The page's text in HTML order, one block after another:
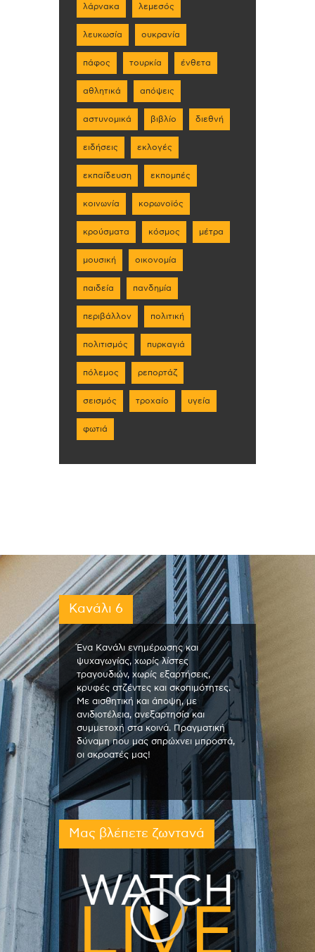
λάρνακα λεμεσός
λευκωσία ουκρανία
πάφος τουρκία ένθετα
αθλητικά απόψεις
αστυνομικά βιβλίο διεθνή
ειδήσεις εκλογές
εκπαίδευση εκπομπές
κοινωνία κορωνοϊός
κρούσματα κόσμος μέτρα
μουσική οικονομία
παιδεία πανδημία
περιβάλλον πολιτική
πολιτισμός πυρκαγιά
πόλεμος ρεπορτάζ
σεισμός τροχαίο υγεία
φωτιά
Κανάλι 6
Ένα Κανάλι ενημέρωσης και
ψυχαγωγίας, χωρίς λίστες
τραγουδιών, χωρίς εξαρτήσεις,
κρυφές ατζέντες και σκοπιμότητες.
Με αισθητική και άποψη, με
ανιδιοτέλεια, ανεξαρτησία και
συμμετοχή στα κοινά. Πραγματική
δύναμη που μας σπρώχνει μπροστά,
οι ακροατές μας!
Μας βλέπετε ζωντανά